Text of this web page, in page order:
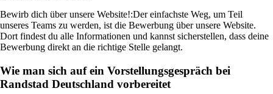
Bewirb dich über unsere Website!:Der einfachste Weg, um Teil
unseres Teams zu werden, ist die Bewerbung über unsere Website.
Dort findest du alle Informationen und kannst sicherstellen, dass deine
Bewerbung direkt an die richtige Stelle gelangt.
Wie man sich auf ein Vorstellungsgespräch bei
Randstad Deutschland vorbereitet